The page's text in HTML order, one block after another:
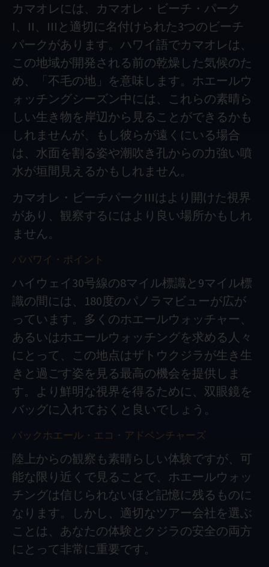
カマオレには、カマオレ・ビーチ・パーク
I、II、IIIと適切に名付けられた3つのビーチ
パークがあります。ハワイ語でカマオレは、
この地域が開発される前の乾燥した気候のた
め、「不毛の地」を意味します。ホエールウ
ォッチングシーズン中には、これらの素晴ら
しい生き物を岸辺から見ることができるかも
しれませんが、もし彼らが遠くにいる場合
は、水面を割る姿や潮吹き孔からの力強い噴
水が垣間見えるかもしれません。
カマオレ・ビーチパークIIIはより開けた視界
があり、観察するにはより良い場所かもしれ
ません。
パパワイ・ポイント
ハイウェイ30号線の8マイル標識と9マイル標
識の間には、180度のパノラマビューが広が
っています。多くのホエールウォッチャー、
あるいはホエールウォッチングを求める人々
にとって、この地点はザトウクジラが生き生
きと過ごす姿を見る最高の機会を提供しま
す。より鮮明な視界を得るために、双眼鏡を
バッグに入れておくと良いでしょう。
パックホエール・エコ・アドベンチャーズ
陸上からの観察も素晴らしい体験ですが、可
能な限り近くで見ることで、ホエールウォッ
チングは信じられないほど記憶に残るものに
なります。しかし、適切なツアー会社を選ぶ
ことは、あなたの体験とクジラの安全の両方
にとって非常に重要です。